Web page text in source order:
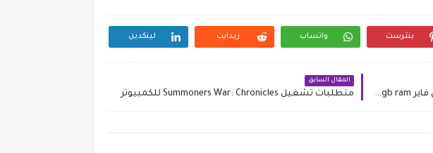
بنترست واتساب ريدايت لينكدين
أفضل إعدادات الحساسية و الهيدشوت فري فاير free fire 4gb ram
المقال السابق
متطلبات تشغيل Summoners War: Chronicles للكمبيوتر